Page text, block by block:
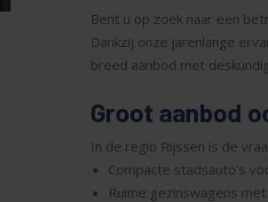
Bent u op zoek naar een
Dankzij onze jarenlange
breed aanbod met
Groot aanbod
In de regio Rijssen is de
Compacte stadsauto’s
Ruime gezinswagens